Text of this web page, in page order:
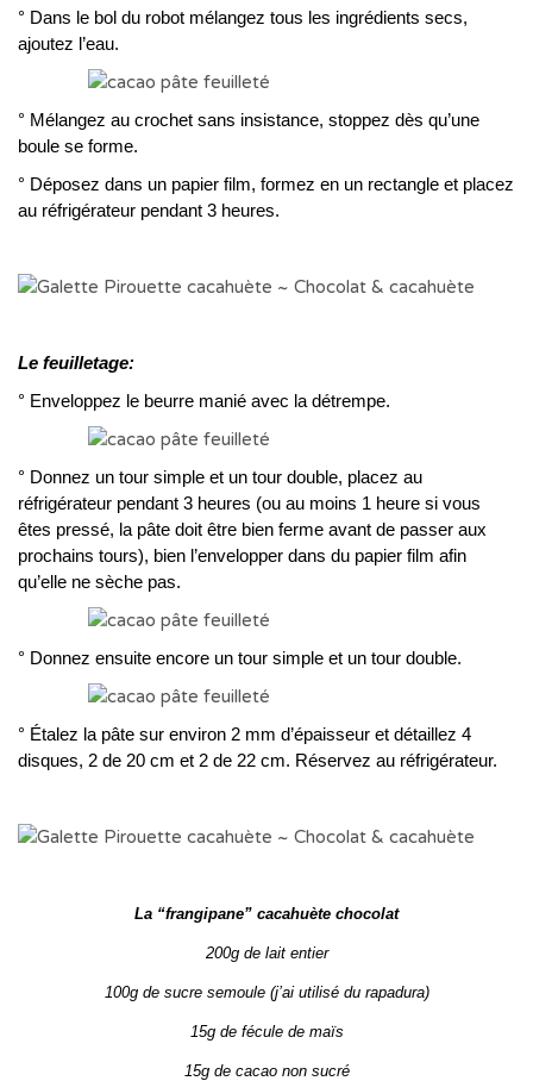
° Dans le bol du robot mélangez tous les ingrédients secs,
ajoutez l’eau.
° Mélangez au crochet sans insistance, stoppez dès qu’une
boule se forme.
° Déposez dans un papier film, formez en un rectangle et placez
au réfrigérateur pendant 3 heures.
Le feuilletage:
° Enveloppez le beurre manié avec la détrempe.
° Donnez un tour simple et un tour double, placez au
réfrigérateur pendant 3 heures (ou au moins 1 heure si vous
êtes pressé, la pâte doit être bien ferme avant de passer aux
prochains tours), bien l’envelopper dans du papier film afin
qu’elle ne sèche pas.
° Donnez ensuite encore un tour simple et un tour double.
° Étalez la pâte sur environ 2 mm d’épaisseur et détaillez 4
disques, 2 de 20 cm et 2 de 22 cm. Réservez au réfrigérateur.
La “frangipane” cacahuète chocolat
200g de lait entier
100g de sucre semoule (j’ai utilisé du rapadura)
15g de fécule de maïs
15g de cacao non sucré